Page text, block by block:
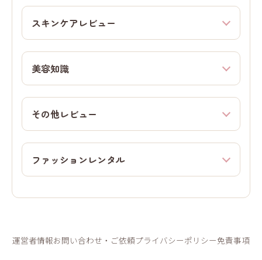
スキンケアレビュー
美容知識
その他レビュー
ファッションレンタル
運営者情報お問い合わせ・ご依頼プライバシーポリシー免責事項